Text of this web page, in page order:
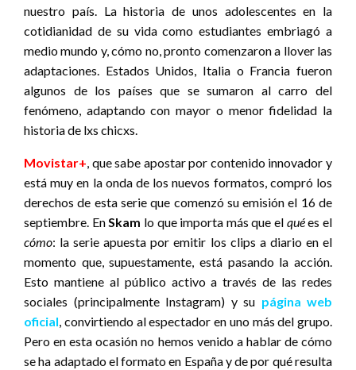
nuestro país. La historia de unos adolescentes en la
cotidianidad de su vida como estudiantes embriagó a
medio mundo y, cómo no, pronto comenzaron a llover las
adaptaciones. Estados Unidos, Italia o Francia fueron
algunos de los países que se sumaron al carro del
fenómeno, adaptando con mayor o menor fidelidad la
historia de lxs chicxs.
Movistar+, que sabe apostar por contenido innovador y
está muy en la onda de los nuevos formatos, compró los
derechos de esta serie que comenzó su emisión el 16 de
septiembre. EnSkam lo que importa más que el quées el
cómo: la serie apuesta por emitir los clips a diario en el
momento que, supuestamente, está pasando la acción.
Esto mantiene al público activo a través de las redes
sociales (principalmente Instagram) y su página web
oficial, convirtiendo al espectador en uno más del grupo.
Pero en esta ocasión no hemos venido a hablar de cómo
se ha adaptado el formato en España y de por qué resulta